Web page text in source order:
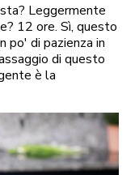
Leggermente
12 ore. Sì, questo
po' di pazienza in
di questo
è la